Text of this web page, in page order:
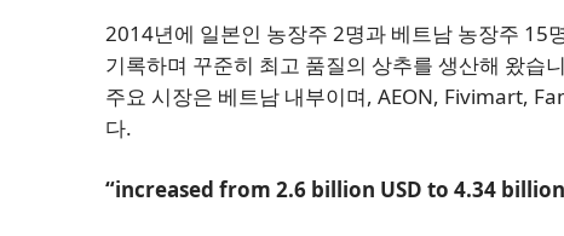
2014년에 일본인 농장주 2명과 베트남 농장주 15
기록하며 꾸준히 최고 품질의 상추를 생산해 왔습
주요 시장은 베트남 내부이며, AEON, Fivimart,
다.
“increased from 2.6 billion USD to 4.34 billion